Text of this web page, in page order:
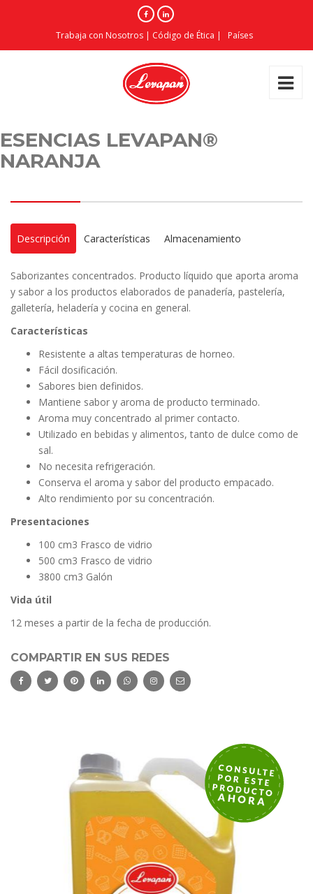
Trabaja con Nosotros | Código de Ética | Países
ESENCIAS LEVAPAN®
NARANJA
Descripción Características Almacenamiento
Saborizantes concentrados. Producto líquido que aporta aroma
y sabor a los productos elaborados de panadería, pastelería,
galletería, heladería y cocina en general.
Características
Resistente a altas temperaturas de horneo.
Fácil dosificación.
Sabores bien definidos.
Mantiene sabor y aroma de producto terminado.
Aroma muy concentrado al primer contacto.
Utilizado en bebidas y alimentos, tanto de dulce como de
sal.
No necesita refrigeración.
Conserva el aroma y sabor del producto empacado.
Alto rendimiento por su concentración.
Presentaciones
100 cm3 Frasco de vidrio
500 cm3 Frasco de vidrio
3800 cm3 Galón
Vida útil
12 meses a partir de la fecha de producción.
COMPARTIR EN SUS REDES